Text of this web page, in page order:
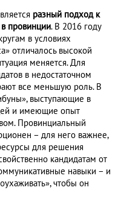
разный подход к
провинции. В 2016 году
в условиях
отличалось высокой
меняется. Для
в недостаточном
все меньшую роль. В
выступающие в
и имеющие опыт
Провинциальный
– для него важнее,
для решения
кандидатам от
навыки – и
чтобы он